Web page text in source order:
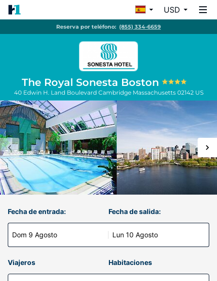
USD
Reserva por teléfono: (855) 334-6659
The Royal Sonesta Boston
40 Edwin H. Land Boulevard Cambridge Massachusetts 02142 US
Fecha de entrada:
Dom 9 Agosto
Fecha de salida:
Lun 10 Agosto
Viajeros Habitaciones